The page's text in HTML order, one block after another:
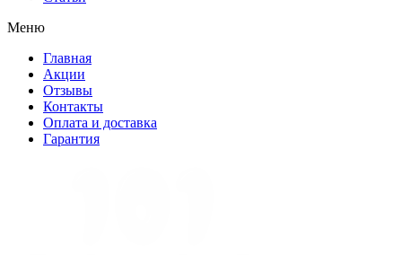
Меню
Главная
Акции
Отзывы
Контакты
Оплата и доставка
Гарантия